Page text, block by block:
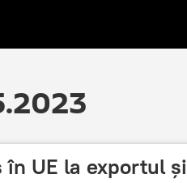
UE la exportul și